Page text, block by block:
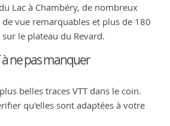
Lac à Chambéry, de nombreux
vue remarquables et plus de 180
le plateau du Revard.
à ne pas manquer
belles traces VTT dans le coin.
qu'elles sont adaptées à votre